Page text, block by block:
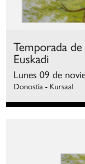
Temporada
Euskadi
Lunes 09 de
Donostia - Kursaal